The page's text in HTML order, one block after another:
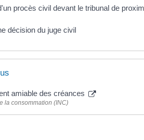
procès civil devant le tribunal de
décision du juge civil
amiable des créances
la consommation (INC)